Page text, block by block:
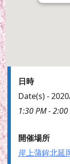
日時
Date(s) -
1:30 PM - 2:00
開催場所
岸上蒲鉾北延